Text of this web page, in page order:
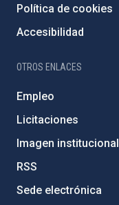
Política de cookies
Accesibilidad
OTROS ENLACES
Empleo
Licitaciones
Imagen institucional
RSS
Sede electrónica